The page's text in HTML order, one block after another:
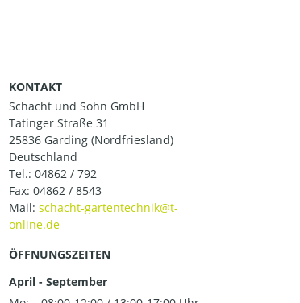
KONTAKT
Schacht und Sohn GmbH
Tatinger Straße 31
25836 Garding (Nordfriesland)
Deutschland
Tel.: 04862 / 792
Fax: 04862 / 8543
Mail:
ÖFFNUNGSZEITEN
April - September